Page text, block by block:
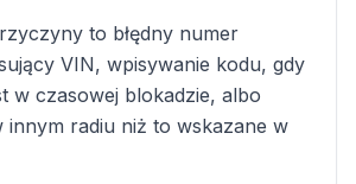
to błędny numer
VIN, wpisywanie kodu, gdy
w czasowej blokadzie, albo
innym radiu niż to wskazane w